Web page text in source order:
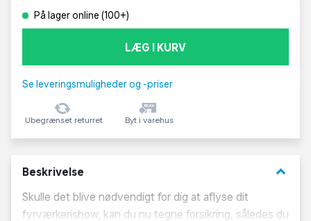
På lager online (100+)
LÆG I KURV
Se leveringsmuligheder og -priser
Ubegrænset returret Byt i varehus
Beskrivelse keyboard_arrow_down
Skulle det blive nødvendigt for dig at aflyse dit
fyrværkerishow, kan du nu tegne forsikring, således du